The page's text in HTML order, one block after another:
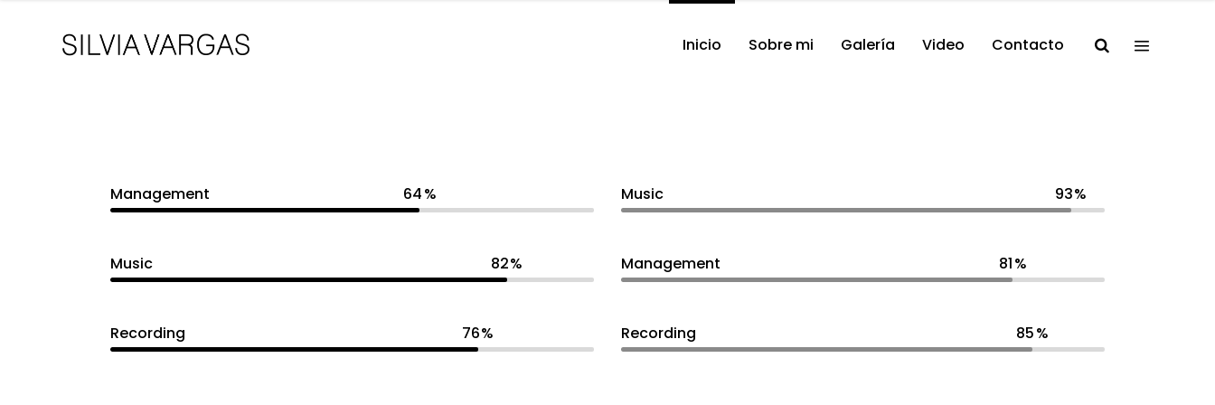
Inicio Sobre mi Galería Video Contacto
Management 64
Music 82
Recording 76
Music 93
Management 81
Recording 85